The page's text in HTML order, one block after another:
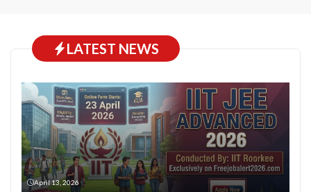
LATEST NEWS
April 13, 2026